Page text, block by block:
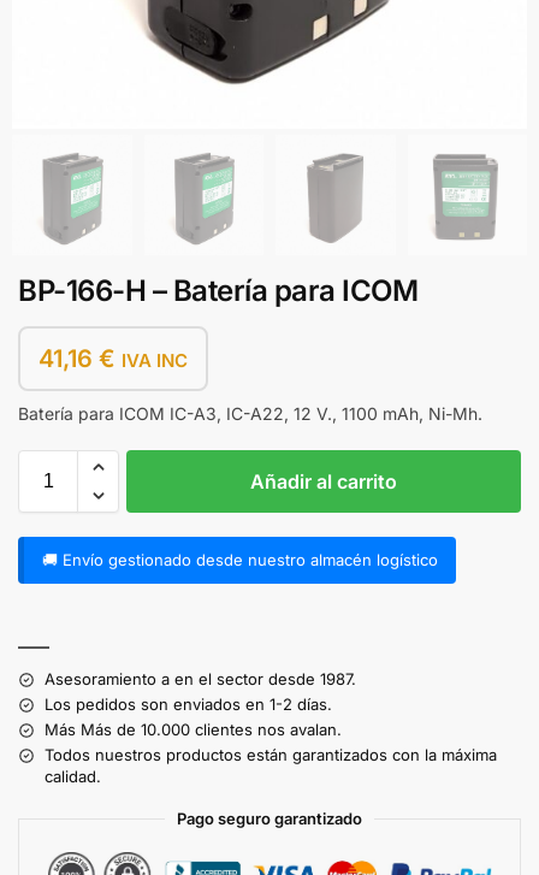
BP-166-H – Batería para ICOM
41,16 € IVA INC
Batería para ICOM IC-A3, IC-A22, 12 V., 1100 mAh, Ni-Mh.
Añadir al carrito
🚚 Envío gestionado desde nuestro almacén logístico
l
t
e
r
n
——
Asesoramiento a en el sector desde 1987.
Los pedidos son enviados en 1-2 días.
Más Más de 10.000 clientes nos avalan.
Todos nuestros productos están garantizados con la máxima
calidad.
Pago seguro garantizado